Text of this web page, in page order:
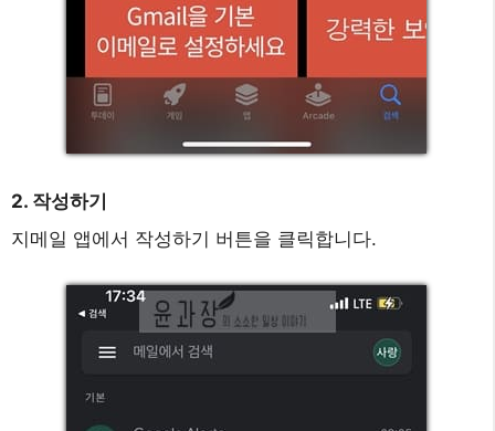
2. 작성하기
지메일 앱에서 작성하기 버튼을 클릭합니다.